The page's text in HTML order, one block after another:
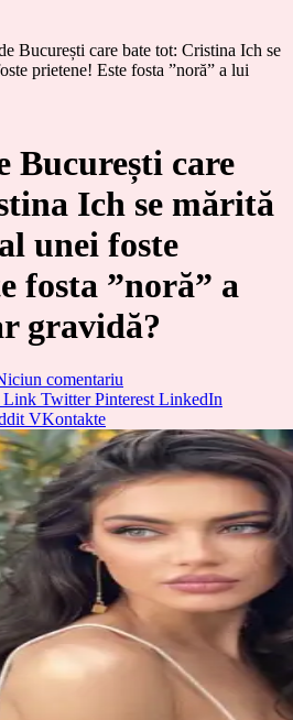
București care bate tot: Cristina Ich se
prietene! Este fosta ”noră” a lui
București care
Ich se mărită
unei foste
fosta ”noră” a
gravidă?
comentariu
Link Twitter Pinterest LinkedIn
VKontakte